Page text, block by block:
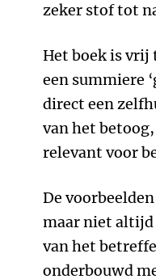
zeker stof tot
Het boek is vrij
een summiere
direct een
van het
relevant voor
De
maar niet altijd
van het
onderbouwd